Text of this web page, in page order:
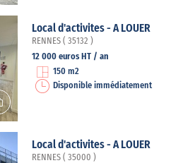
Local d'activites - A LOUER
RENNES ( 35132 )
12 000 euros HT / an
150 m2
Disponible immédiatement
Local d'activites - A LOUER
RENNES ( 35000 )